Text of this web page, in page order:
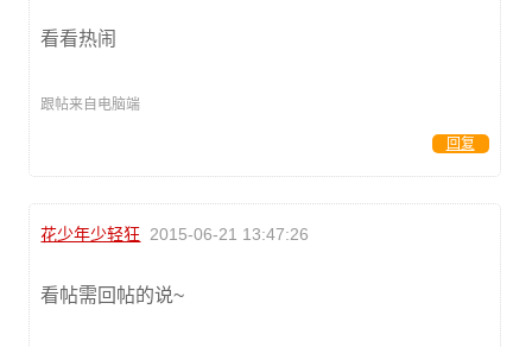
看看热闹
跟帖来自电脑端
回复
花少年少轻狂 2015-06-21 13:47:26
看帖需回帖的说~